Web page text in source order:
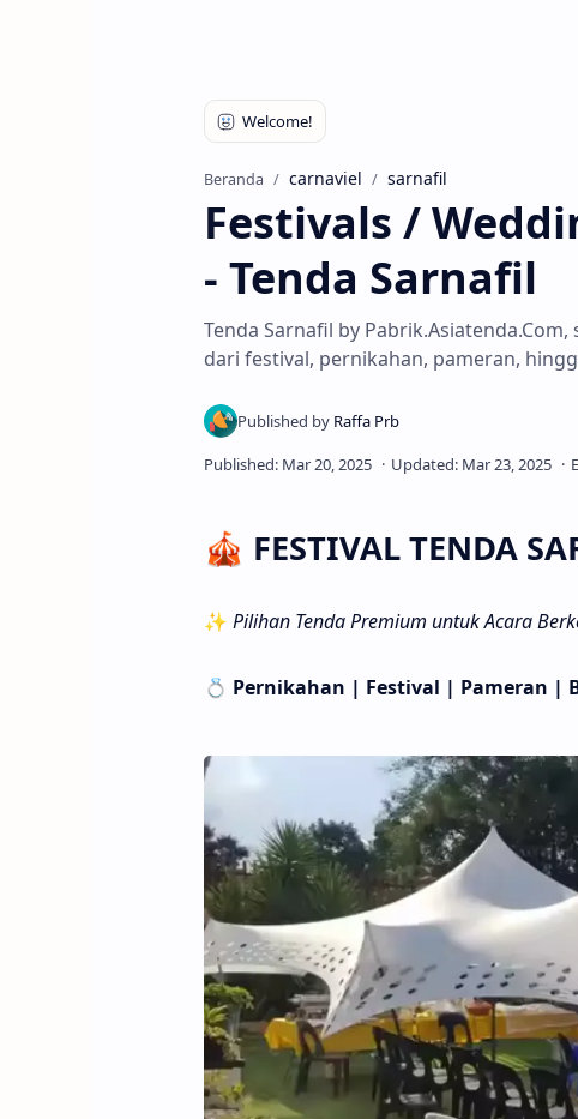
Beranda carnaviel sarnafil
Festivals /
- Tenda Sarnafil
Tenda Sarnafil by
dari festival, pernikahan, pameran,
🎪 FESTIVAL TENDA
✨ Pilihan Tenda Premium untuk Acara
💍 Pernikahan | Festival | Pameran |